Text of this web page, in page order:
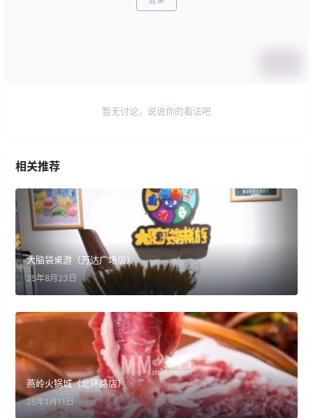
暂无讨论，说说你的看法吧
相关推荐
大脑袋桌游（万达广场店）
25年8月23日
燕岭火锅城（北环路店）
25年1月11日